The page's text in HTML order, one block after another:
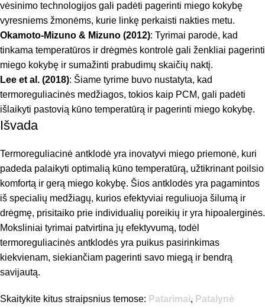
vėsinimo technologijos gali padėti pagerinti miego kokybę
vyresniems žmonėms, kurie linkę perkaisti nakties metu.
Okamoto-Mizuno & Mizuno (2012): Tyrimai parodė, kad
tinkama temperatūros ir drėgmės kontrolė gali ženkliai pagerinti
miego kokybę ir sumažinti prabudimų skaičių naktį.
Lee et al. (2018): Šiame tyrime buvo nustatyta, kad
termoreguliacinės medžiagos, tokios kaip PCM, gali padėti
išlaikyti pastovią kūno temperatūrą ir pagerinti miego kokybę.
Išvada
Termoreguliacinė antklodė yra inovatyvi miego priemonė, kuri
padeda palaikyti optimalią kūno temperatūrą, užtikrinant poilsio
komfortą ir gerą miego kokybę. Šios antklodės yra pagamintos
iš specialių medžiagų, kurios efektyviai reguliuoja šilumą ir
drėgmę, prisitaiko prie individualių poreikių ir yra hipoalerginės.
Moksliniai tyrimai patvirtina jų efektyvumą, todėl
termoreguliacinės antklodės yra puikus pasirinkimas
kiekvienam, siekiančiam pagerinti savo miegą ir bendrą
savijautą.
Skaitykite kitus straipsnius temose: Patarimai, Patalynė